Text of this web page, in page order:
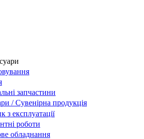
запчастини
/ Сувенірна продукція
з експлуатації
роботи
обладнання